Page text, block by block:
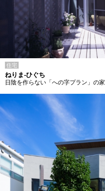
住宅
ねりま-ひぐち
日陰を作らない「への字プラン」の家